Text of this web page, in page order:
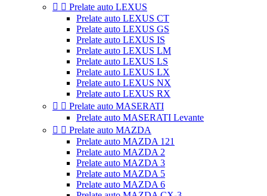
  Prelate auto LEXUS
Prelate auto LEXUS CT
Prelate auto LEXUS GS
Prelate auto LEXUS IS
Prelate auto LEXUS LM
Prelate auto LEXUS LS
Prelate auto LEXUS LX
Prelate auto LEXUS NX
Prelate auto LEXUS RX
  Prelate auto MASERATI
Prelate auto MASERATI Levante
  Prelate auto MAZDA
Prelate auto MAZDA 121
Prelate auto MAZDA 2
Prelate auto MAZDA 3
Prelate auto MAZDA 5
Prelate auto MAZDA 6